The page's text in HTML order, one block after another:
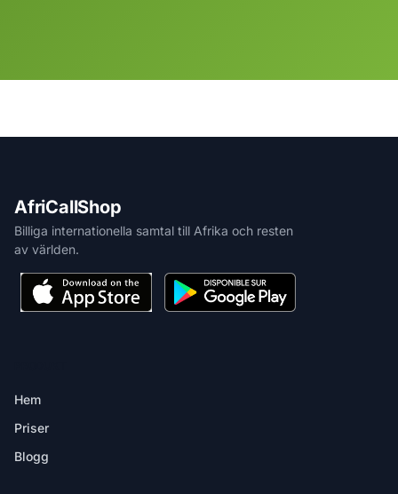
AfriCallShop
Billiga internationella samtal till Afrika och resten
av världen.
Hem
Priser
Blogg